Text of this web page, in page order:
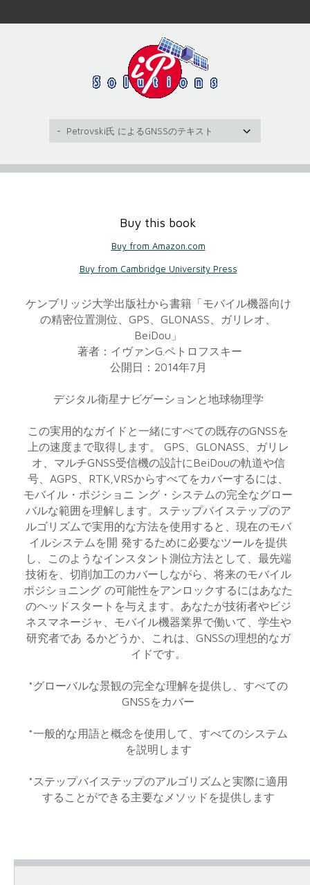
Buy this book
Buy from Amazon.com
Buy from Cambridge University Press
ケンブリッジ大学出版社から書籍「モバイル機器向け
の精密位置測位、GPS、GLONASS、ガリレオ、
BeiDou」
著者：イヴァンG.ペトロフスキー
公開日：2014年7月
デジタル衛星ナビゲーションと地球物理学
この実用的なガイドと一緒にすべての既存のGNSSを
上の速度まで取得します。 GPS、GLONASS、ガリレ
オ、マルチGNSS受信機の設計にBeiDouの軌道や信
号、AGPS、RTK,VRSからすべてをカバーするには、
モバイル・ポジショニ ング・システムの完全なグロー
バルな範囲を理解します。ステップバイステップのア
ルゴリズムで実用的な方法を使用すると、現在のモバ
イルシステムを開 発するために必要なツールを提供
し、このようなインスタント測位方法として、最先端
技術を、切削加工のカバーしながら、将来のモバイル
ポジショニング の可能性をアンロックするにはあなた
のヘッドスタートを与えます。あなたが技術者やビジ
ネスマネージャ、モバイル機器業界で働いて、学生や
研究者であ るかどうか、これは、GNSSの理想的なガ
イドです。
*グローバルな景観の完全な理解を提供し、すべての
GNSSをカバー
*一般的な用語と概念を使用して、すべてのシステム
を説明します
*ステップバイステップのアルゴリズムと実際に適用
することができる主要なメソッドを提供します